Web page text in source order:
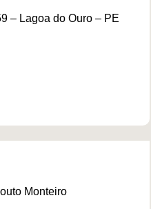
– Lagoa do Ouro – PE
Monteiro